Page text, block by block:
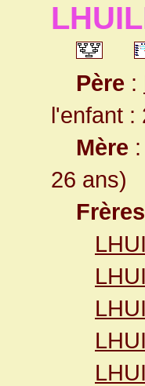
Père :
l'enfant :
Mère :
26 ans)